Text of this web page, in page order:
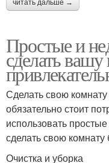
читать дальше →
Простые и
сделать
Сделать свою
обязательно стоит
использовать
сделать свою
Очистка и уборка